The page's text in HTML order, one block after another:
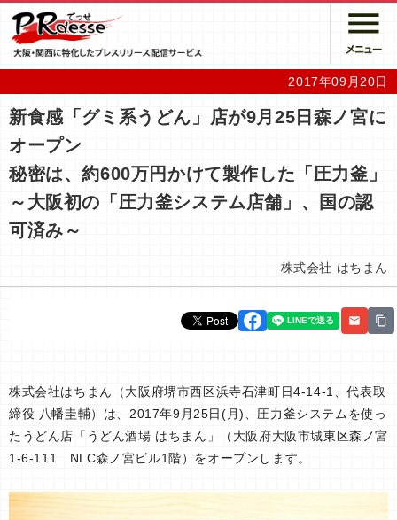
2017年09月20日
新食感「グミ系うどん」店が9月25日森ノ宮に
オープン
秘密は、約600万円かけて製作した「圧力釜」
～大阪初の「圧力釜システム店舗」、国の認
可済み～
株式会社 はちまん
株式会社はちまん（大阪府堺市西区浜寺石津町日4-14-1、代表取
締役 八幡圭輔）は、2017年9月25日(月)、圧力釜システムを使っ
たうどん店「うどん酒場 はちまん」（大阪府大阪市城東区森ノ宮
1-6-111 NLC森ノ宮ビル1階）をオープンします。